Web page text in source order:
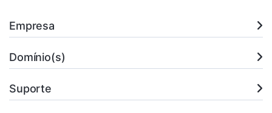
Empresa
Domínio(s)
Suporte